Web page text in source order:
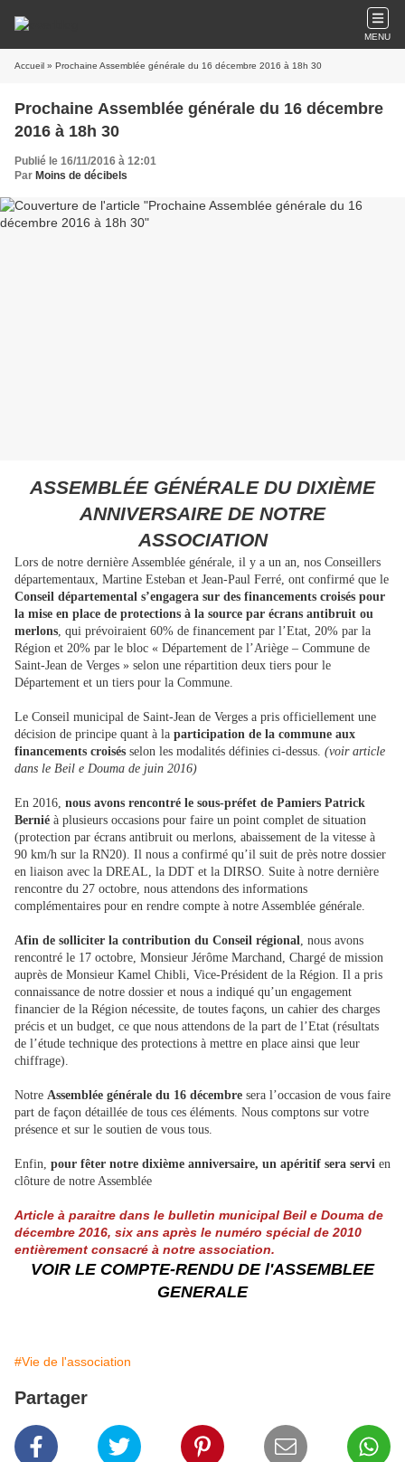
MENU
Accueil » Prochaine Assemblée générale du 16 décembre 2016 à 18h 30
Prochaine Assemblée générale du 16 décembre
2016 à 18h 30
Publié le 16/11/2016 à 12:01
Par Moins de décibels
ASSEMBLÉE GÉNÉRALE DU DIXIÈME
ANNIVERSAIRE DE NOTRE
ASSOCIATION
Lors de notre dernière Assemblée générale, il y a un an, nos Conseillers
départementaux, Martine Esteban et Jean-Paul Ferré, ont confirmé que le
Conseil départemental s’engagera sur des financements croisés pour
la mise en place de protections à la source par écrans antibruit ou
merlons, qui prévoiraient 60% de financement par l’Etat, 20% par la
Région et 20% par le bloc « Département de l’Ariège – Commune de
Saint-Jean de Verges » selon une répartition deux tiers pour le
Département et un tiers pour la Commune.
Le Conseil municipal de Saint-Jean de Verges a pris officiellement une
décision de principe quant à la participation de la commune aux
financements croisés selon les modalités définies ci-dessus. (voir article
dans le Beil e Douma de juin 2016)
En 2016, nous avons rencontré le sous-préfet de Pamiers Patrick
Bernié à plusieurs occasions pour faire un point complet de situation
(protection par écrans antibruit ou merlons, abaissement de la vitesse à
90 km/h sur la RN20). Il nous a confirmé qu’il suit de près notre dossier
en liaison avec la DREAL, la DDT et la DIRSO. Suite à notre dernière
rencontre du 27 octobre, nous attendons des informations
complémentaires pour en rendre compte à notre Assemblée générale.
Afin de solliciter la contribution du Conseil régional, nous avons
rencontré le 17 octobre, Monsieur Jérôme Marchand, Chargé de mission
auprès de Monsieur Kamel Chibli, Vice-Président de la Région. Il a pris
connaissance de notre dossier et nous a indiqué qu’un engagement
financier de la Région nécessite, de toutes façons, un cahier des charges
précis et un budget, ce que nous attendons de la part de l’Etat (résultats
de l’étude technique des protections à mettre en place ainsi que leur
chiffrage).
Notre Assemblée générale du 16 décembre sera l’occasion de vous faire
part de façon détaillée de tous ces éléments. Nous comptons sur votre
présence et sur le soutien de vous tous.
Enfin, pour fêter notre dixième anniversaire, un apéritif sera servi en
clôture de notre Assemblée
Article à paraitre dans le bulletin municipal Beil e Douma de
décembre 2016, six ans après le numéro spécial de 2010
entièrement consacré à notre association.
VOIR LE COMPTE-RENDU DE l'ASSEMBLEE
GENERALE
#Vie de l'association
Partager